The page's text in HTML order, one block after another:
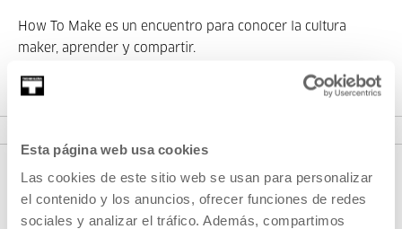
Esta página web usa cookies
Las cookies de este sitio web se usan para personalizar
el contenido y los anuncios, ofrecer funciones de redes
sociales y analizar el tráfico. Además, compartimos
How To Make es un encuentro para conocer la cultura
maker, aprender y compartir.